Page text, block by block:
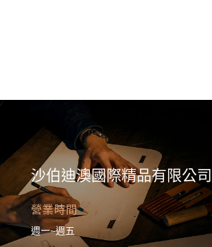
沙伯迪澳國際精品有限公司
營業時間
週一~週五